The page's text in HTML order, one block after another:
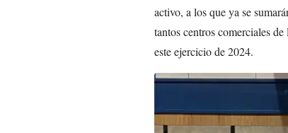
activo, a los que ya se
tantos centros comerciales
este ejercicio de 2024.